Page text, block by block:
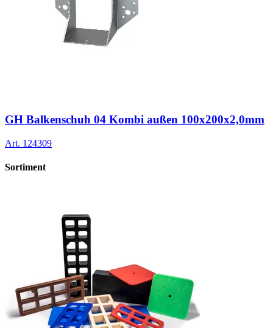
GH Balkenschuh 04 Kombi außen 100x200x2,0mm
Art. 124309
Sortiment